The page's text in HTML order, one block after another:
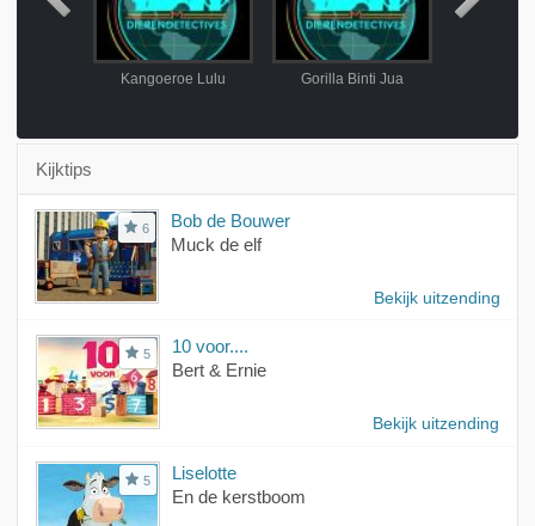
Kangoeroe Lulu Gorilla Binti Jua
Kijktips
6
Bob de Bouwer
Muck de elf
Bekijk uitzending
5
10 voor....
Bert & Ernie
Bekijk uitzending
5
Liselotte
En de kerstboom